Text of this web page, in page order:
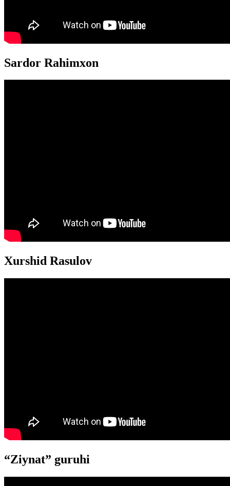
Sardor Rahimxon
Xurshid Rasulov
“Ziynat” guruhi